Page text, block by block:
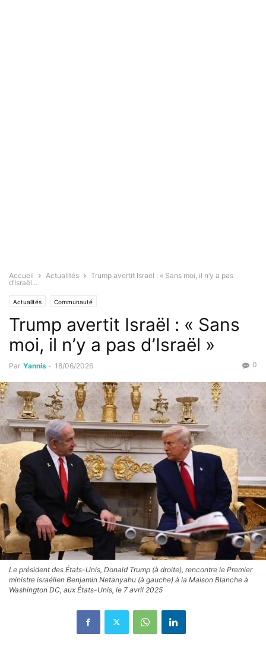
Accueil Actualités
Trump avertit Israël : « Sans moi, il n’y a pas
d’Israël...
Actualités Communauté
Trump avertit Israël : « Sans
moi, il n’y a pas d’Israël »
Par Yannis - 18/06/2026 0
Le président des États-Unis, Donald Trump (à droite), rencontre le Premier
ministre israélien Benjamin Netanyahu (à gauche) à la Maison Blanche à
Washington DC, aux États-Unis, le 7 avril 2025